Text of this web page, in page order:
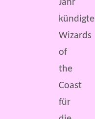
Jahr
kündigte
Wizards
of
the
Coast
für